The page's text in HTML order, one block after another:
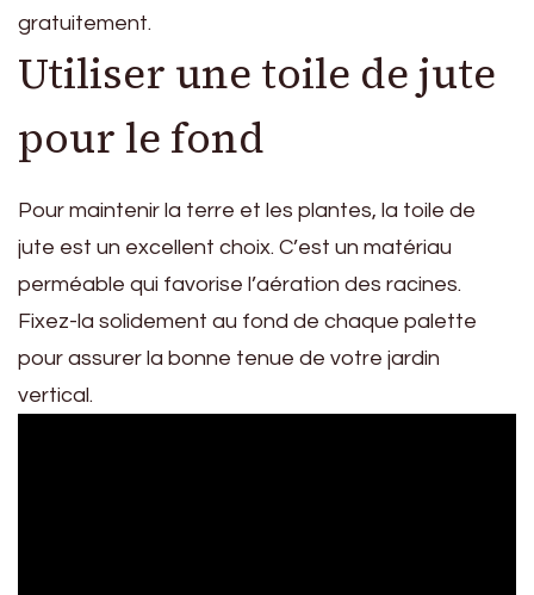
gratuitement.
Utiliser une toile de jute
pour le fond
Pour maintenir la terre et les plantes, la toile de
jute est un excellent choix. C’est un matériau
perméable qui favorise l’aération des racines.
Fixez-la solidement au fond de chaque palette
pour assurer la bonne tenue de votre jardin
vertical.